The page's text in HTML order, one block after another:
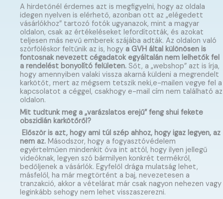
A hirdetőnél érdemes azt is megfigyelni, hogy az oldala
idegen nyelven is elérhető, azonban ott az „elégedett
vásárlókhoz” tartozó fotók ugyanazok, mint a magyar
oldalon, csak az értékeléseket lefordították, és azokat
teljesen más nevű emberek szájába adták. Az oldalon való
szörföléskor feltűnik az is, hogy a GVH által különösen is
fontosnak nevezett cégadatok egyáltalán nem lelhetők fel
a rendelést bonyolító felületen. Sőt, a „webshop” azt is írja,
hogy amennyiben valaki vissza akarná küldeni a megrendelt
karkötőt, mert az mégsem tetszik neki,e-mailen vegye fel a
kapcsolatot a céggel, csakhogy e-mail cím nem található az
oldalon.
Mit tudtunk meg a „varázslatos erejű” feng shui fekete
obszidián karkötőről?
Először is azt, hogy ami túl szép ahhoz, hogy igaz legyen, az
nem az. Másodszor, hogy a fogyasztóvédelem
egyértelműen mindenkit óva int attól, hogy ilyen jellegű
videóknak, legyen szó bármilyen konkrét termékről,
bedőljenek a vásárlók. Egyfelől drága mulatság lehet,
másfelől, ha már megtörtént a baj, nevezetesen a
tranzakció, akkor a vételárat már csak nagyon nehezen vagy
leginkább sehogy nem lehet visszaszerezni.